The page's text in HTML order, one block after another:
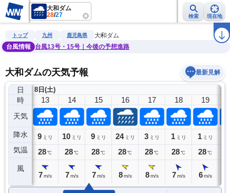
大和ダム
28/27 検索 現在地
雨雲レーダー 台風情報 地震情報 ラ
トップ 九州 鹿児島県
大和ダム
台風情報
台風13号・15号｜今後の予想進路
大和ダムの天気予報 最新見解
日
時
天気
降水
気温
風
8日(土)
12
2ミリ
28℃
13
9 ミリ
28℃
7 m/s
14
10 ミリ
28℃
7 m/s
15
9 ミリ
28℃
7 m/s
16
24 ミリ
28℃
8 m/s
17
3 ミリ
28℃
8 m/s
18
1 ミリ
28℃
7 m/s
19
1 ミリ
28℃
6 m/s